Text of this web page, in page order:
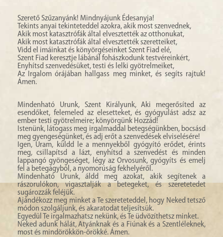
Szerető Szűzanyánk! Mindnyájunk Édesanyja!
Tekints anyai tekinteteddel azokra, akik most szenvednek,
Akik most katasztrófák által elvesztették az otthonukat,
Akik most katasztrófák által elvesztették szeretteiket,
Vidd el imáinkat és könyörgéseinket Szent Fiad elé,
Szent Fiad keresztje lábánál fohászkodunk testvéreinkért,
Enyhítsd szenvedésüket, testi és lelki gyötrelmeiket,
Az Irgalom órájában hallgass meg minket, és segíts rajtuk!
Ámen.
Mindenható Urunk, Szent Királyunk, Aki megerősíted az
esendőket, felemeled az elesetteket, és gyógyulást adsz az
ember testi gyötrelmeire; könyörgünk Hozzád!
Istenünk, látogass meg irgalmaddal betegségünkben, bocsásd
meg gyengeségünket, és adj erőt a szenvedések elviselésére!
Igen, Uram, küldd le a mennyekből gyógyító erődet, érints
meg, csillapítsd a lázt, enyhítsd a szenvedést és minden
lappangó gyöngeséget, légy az Orvosunk, gyógyíts és emelj
fel a betegágyból, a nyomorúság fekhelyéről.
Mindenható Urunk, áldd meg azokat, akik segítenek a
rászorulókon, vigasztalják a betegeket, és szeretetedet
sugározzák feléjük.
Ajándékozz meg minket a Te szereteteddel, hogy Neked tetsző
módon szolgáljunk, és akaratodat teljesítsük.
Egyedül Te irgalmazhatsz nekünk, és Te üdvözíthetsz minket.
Neked adunk hálát, Atyánknak és a Fiúnak és a Szentléleknek,
most és mindörökkön-örökké. Ámen.